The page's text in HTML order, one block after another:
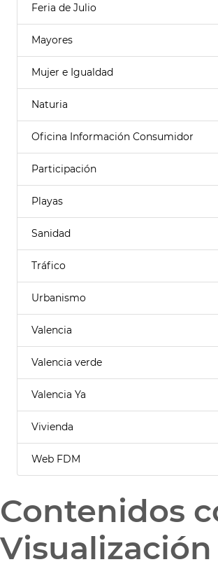
Feria de Julio
Mayores
Mujer e Igualdad
Naturia
Oficina Información Consumidor
Participación
Playas
Sanidad
Tráfico
Urbanismo
Valencia
Valencia verde
Valencia Ya
Vivienda
Web FDM
Contenidos
Visualización